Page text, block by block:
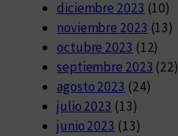
diciembre 2023 (10)
noviembre 2023 (13)
octubre 2023 (12)
septiembre 2023 (22)
agosto 2023 (24)
julio 2023 (13)
junio 2023 (13)